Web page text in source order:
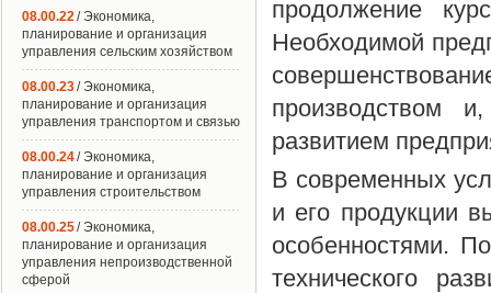
продолжение
Необходимой
производством
развитием
В современных
и его продукции
особенностями.
технического
08.00.22/ Экономика,
планирование и организация
управления сельским хозяйством
08.00.23/ Экономика,
планирование и организация
управления транспортом и связью
08.00.24/ Экономика,
планирование и организация
управления строительством
08.00.25/ Экономика,
планирование и организация
управления непроизводственной
сферой